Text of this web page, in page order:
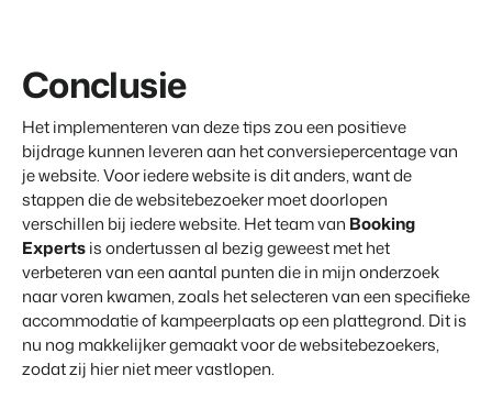
Conclusie
Het implementeren van deze tips zou een positieve
bijdrage kunnen leveren aan het conversiepercentage van
je website. Voor iedere website is dit anders, want de
stappen die de websitebezoeker moet doorlopen
verschillen bij iedere website. Het team van Booking
Expertsis ondertussen al bezig geweest met het
verbeteren van een aantal punten die in mijn onderzoek
naar voren kwamen, zoals het selecteren van een specifieke
accommodatie of kampeerplaats op een plattegrond. Dit is
nu nog makkelijker gemaakt voor de websitebezoekers,
zodat zij hier niet meer vastlopen.